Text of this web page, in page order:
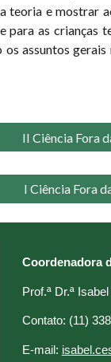
e mostrar
as
assuntos
II Ciência Fora
I Ciência Fora
Coordenadora
Prof.ª Dr.ª
Contato: (11)
E-mail: